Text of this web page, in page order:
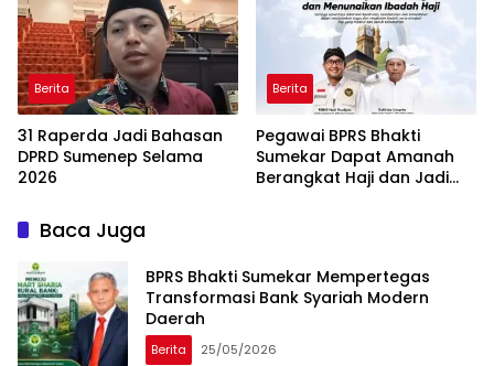
Berita
31 Raperda Jadi Bahasan
DPRD Sumenep Selama
2026
Berita
Pegawai BPRS Bhakti
Sumekar Dapat Amanah
Berangkat Haji dan Jadi
Baca Juga
BPRS Bhakti Sumekar Mempertegas
Transformasi Bank Syariah Modern
Daerah
Berita 25/05/2026